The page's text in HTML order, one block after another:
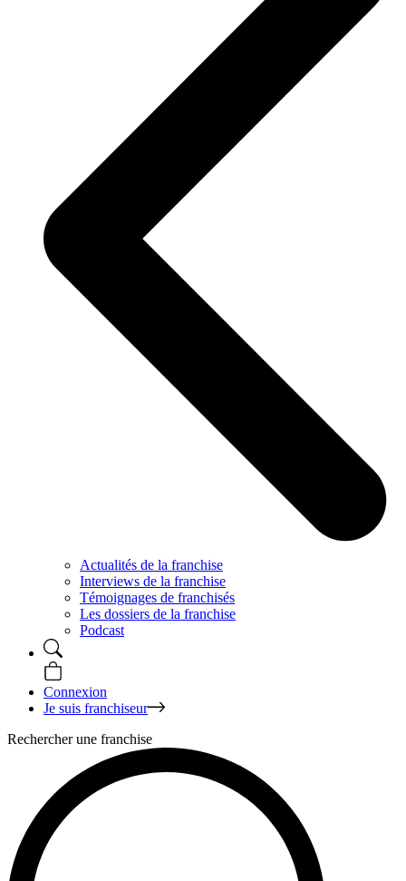
Actualités de la franchise
Interviews de la franchise
Témoignages de franchisés
Les dossiers de la franchise
Podcast
Connexion
Je suis franchiseur
Rechercher une franchise